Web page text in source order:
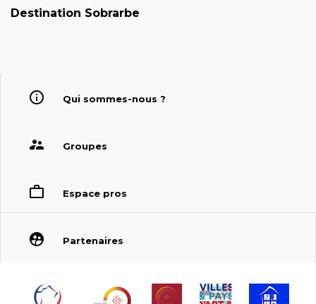
Destination Sobrarbe
Qui sommes-nous ?
Groupes
Espace pros
Partenaires